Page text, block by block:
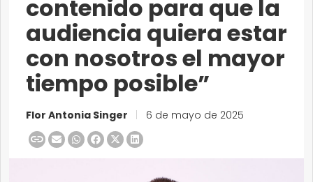
contenido para que la
audiencia quiera estar
con nosotros el mayor
tiempo posible”
Flor Antonia Singer 6 de mayo de 2025